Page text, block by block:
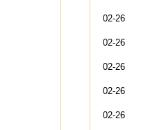
02-26
02-26
02-26
02-26
02-26